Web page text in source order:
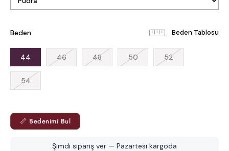
Beden Beden Tablosu
44 46 48 50 52
54
📏 Bedenimi Bul
Şimdi sipariş ver — Pazartesi kargoda